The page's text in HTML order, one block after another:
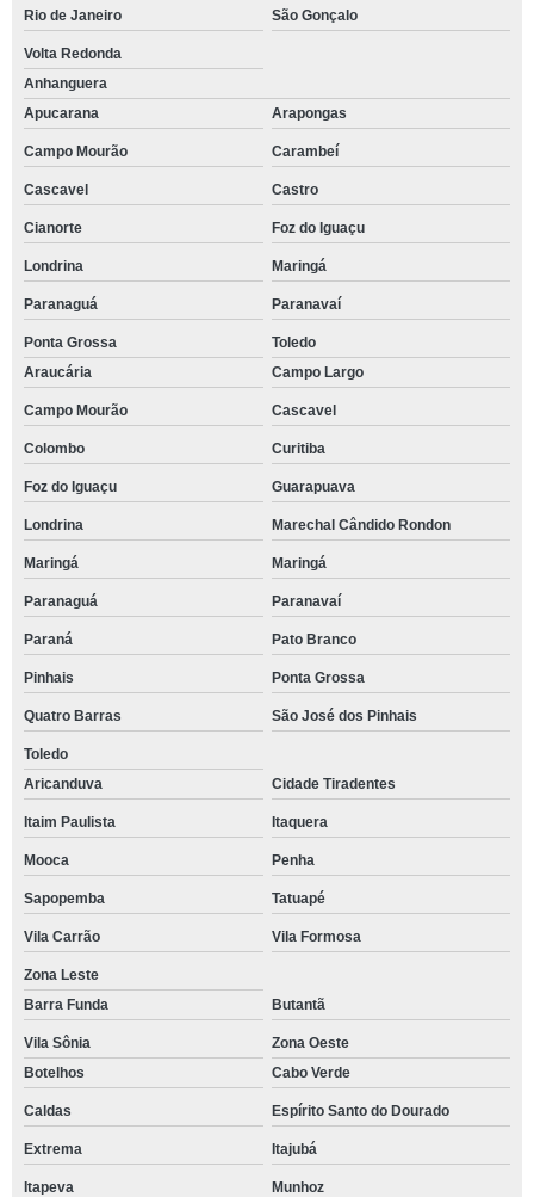
Rio de Janeiro São Gonçalo
Volta Redonda
Anhanguera
Apucarana
Arapongas
Campo Mourão Carambeí
Cascavel Castro
Cianorte Foz do Iguaçu
Londrina Maringá
Paranaguá Paranavaí
Ponta Grossa
Toledo
Araucária
Campo Largo
Campo Mourão Cascavel
Colombo Curitiba
Foz do Iguaçu Guarapuava
Londrina Marechal Cândido Rondon
Maringá Maringá
Paranaguá Paranavaí
Paraná Pato Branco
Pinhais Ponta Grossa
Quatro Barras São José dos Pinhais
Toledo
Aricanduva
Cidade Tiradentes
Itaim Paulista Itaquera
Mooca Penha
Sapopemba Tatuapé
Vila Carrão Vila Formosa
Zona Leste
Barra Funda
Butantã
Vila Sônia
Zona Oeste
Botelhos
Cabo Verde
Caldas Espírito Santo do Dourado
Extrema Itajubá
Itapeva Munhoz